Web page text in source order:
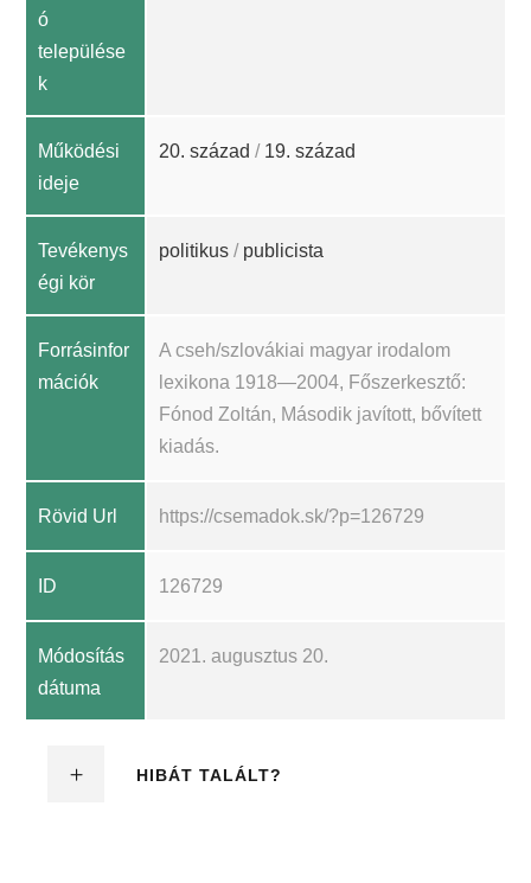
ó
települése
k
Működési
ideje
20. század / 19. század
Tevékenys
égi kör
politikus / publicista
Forrásinfor
mációk
A cseh/szlovákiai magyar irodalom
lexikona 1918—2004, Főszerkesztő:
Fónod Zoltán, Második javított, bővített
kiadás.
Rövid Url https://csemadok.sk/?p=126729
ID 126729
Módosítás
dátuma
2021. augusztus 20.
HIBÁT TALÁLT?